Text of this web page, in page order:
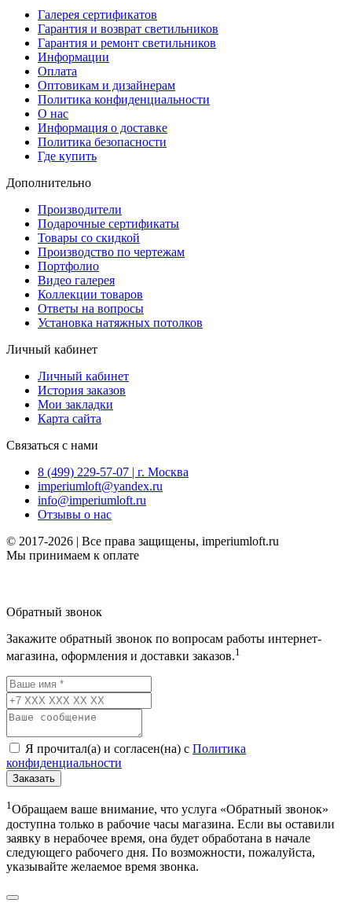
Галерея сертификатов
Гарантия и возврат светильников
Гарантия и ремонт светильников
Информации
Оплата
Оптовикам и дизайнерам
Политика конфиденциальности
О нас
Информация о доставке
Политика безопасности
Где купить
Дополнительно
Производители
Подарочные сертификаты
Товары со скидкой
Производство по чертежам
Портфолио
Видео галерея
Коллекции товаров
Ответы на вопросы
Установка натяжных потолков
Личный кабинет
Личный кабинет
История заказов
Мои закладки
Карта сайта
Связаться с нами
8 (499) 229-57-07 | г. Москва
imperiumloft@yandex.ru
info@imperiumloft.ru
Отзывы о нас
© 2017-2026 | Все права защищены, imperiumloft.ru
Мы принимаем к оплате
Обратный звонок
Закажите обратный звонок по вопросам работы интернет-
магазина, оформления и доставки заказов.1
Я прочитал(а) и согласен(на) с Политика
конфиденциальности
Заказать
1Обращаем ваше внимание, что услуга «Обратный звонок»
доступна только в рабочие часы магазина. Если вы оставили
заявку в нерабочее время, она будет обработана в начале
следующего рабочего дня. По возможности, пожалуйста,
указывайте желаемое время звонка.